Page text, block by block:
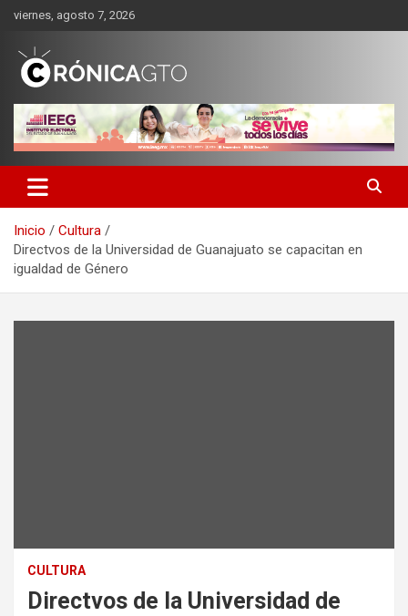
Saltar
contenido
viernes, agosto 7, 2026
CRONICA GUANAJUATO
Inicio
Cultura
Directvos de la Universidad de Guanajuato se capacitan en
igualdad de Género
CULTURA
Directvos de la Universidad de